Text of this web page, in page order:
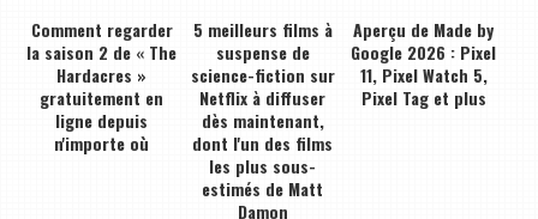
Comment regarder
la saison 2 de « The
Hardacres »
gratuitement en
ligne depuis
n'importe où
5 meilleurs films à
suspense de
science-fiction sur
Netflix à diffuser
dès maintenant,
dont l'un des films
les plus sous-
estimés de Matt
Damon
Aperçu de Made by
Google 2026 : Pixel
11, Pixel Watch 5,
Pixel Tag et plus